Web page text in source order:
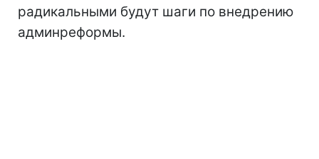
радикальными будут шаги по внедрению
админреформы.